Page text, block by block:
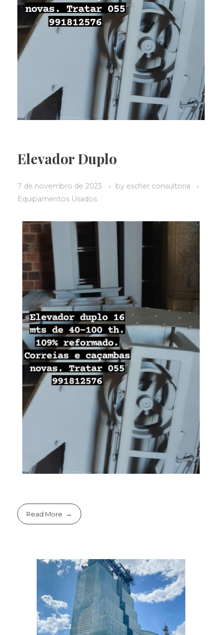
Elevador Duplo
7 de novembro de 2023 by escher consultoria
Equipamentos Usados
Read More